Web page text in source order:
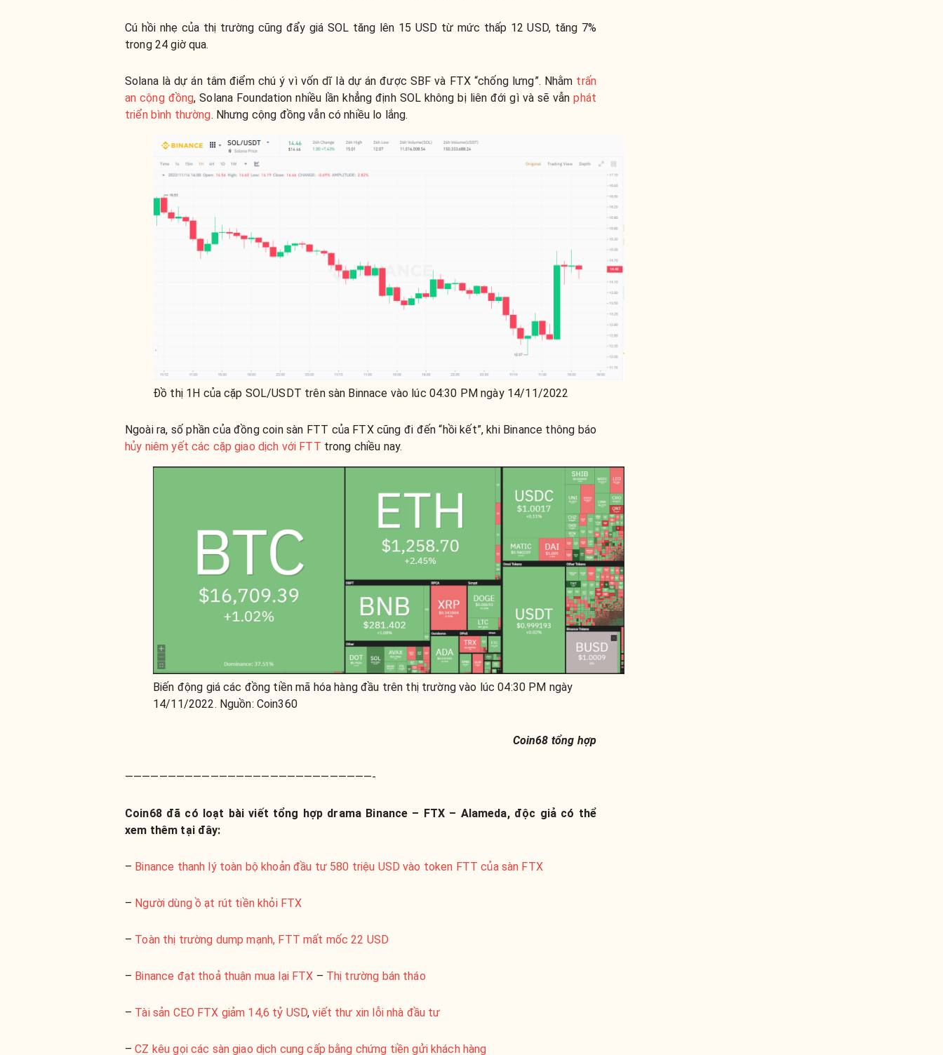
Cú hồi nhẹ của thị trường cũng đẩy giá SOL tăng lên 15 USD từ mức thấp 12 USD, tăng 7%
trong 24 giờ qua.
Solana là dự án tâm điểm chú ý vì vốn dĩ là dự án được SBF và FTX “chống lưng”. Nhằm trấn
an cộng đồng, Solana Foundation nhiều lần khẳng định SOL không bị liên đới gì và sẽ vẫnphát
triển bình thường. Nhưng cộng đồng vẫn có nhiều lo lắng.
Đồ thị 1H của cặp SOL/USDT trên sàn Binnace vào lúc 04:30 PM ngày 14/11/2022
Ngoài ra, số phần của đồng coin sàn FTT của FTX cũng đi đến “hồi kết”, khi Binance thông báo
hủy niêm yết các cặp giao dịch với FTT trong chiều nay.
Biến động giá các đồng tiền mã hóa hàng đầu trên thị trường vào lúc 04:30 PM ngày
14/11/2022. Nguồn: Coin360
Coin68 tổng hợp
—————————————————————————————-
Coin68 đã có loạt bài viết tổng hợp drama Binance – FTX – Alameda, độc giả có thể
xem thêm tại đây:
– Binance thanh lý toàn bộ khoản đầu tư 580 triệu USD vào token FTT của sàn FTX
– Người dùng ồ ạt rút tiền khỏi FTX
– Toàn thị trường dump mạnh, FTT mất mốc 22 USD
– Binance đạt thoả thuận mua lại FTX – Thị trường bán tháo
– Tài sản CEO FTX giảm 14,6 tỷ USD,viết thư xin lỗi nhà đầu tư
–CZ kêu gọi các sàn giao dịch cung cấp bằng chứng tiền gửi khách hàng